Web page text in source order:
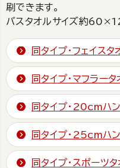
刷できます。
バスタオルサイズ約
同タイプ・フェイス
同タイプ・マフラー
同タイプ・20cmハ
同タイプ・25cmハ
同タイプ・スポーツ